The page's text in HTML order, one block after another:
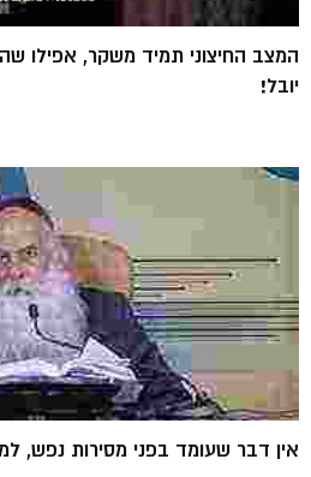
המצב החיצוני תמיד משקר, אפילו
יובל!
אין דבר שעומד בפני מסירות נפש,